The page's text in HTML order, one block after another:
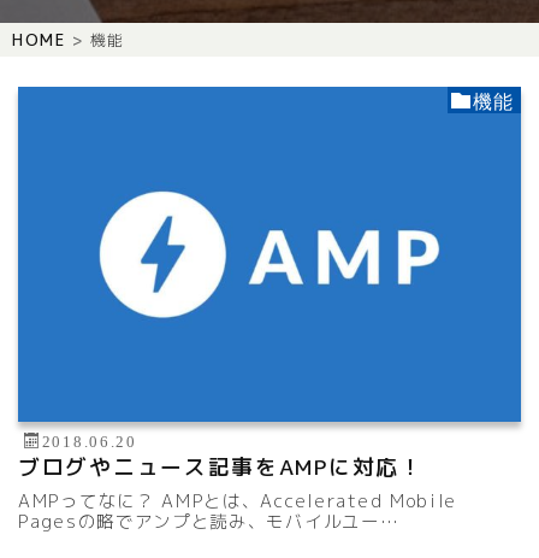
HOME 機能
機能
2018.06.20
ブログやニュース記事をAMPに対応！
AMPってなに？ AMPとは、Accelerated Mobile
Pagesの略でアンプと読み、モバイルユー…